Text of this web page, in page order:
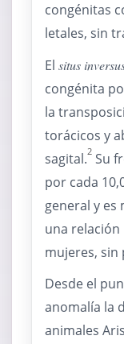
congénitas
letales, sin
El situs
congénita
la
torácicos y
sagital.2 Su
por cada
general y es
una relación
mujeres, sin
Desde el
anomalía la
animales